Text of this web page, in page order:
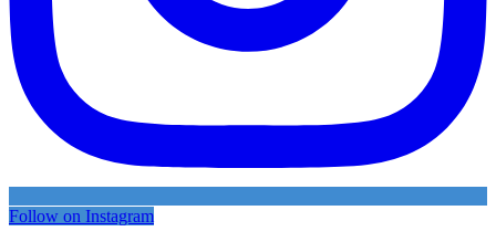
Follow on Instagram